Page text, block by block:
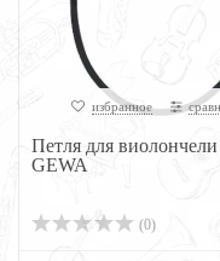
избранное
Петля для
GEWA
(0)